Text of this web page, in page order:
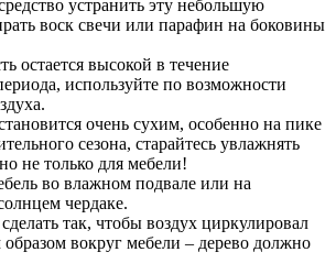
устранить эту небольшую
воск свечи или парафин на боковины
остается высокой в течение
используйте по возможности
очень сухим, особенно на пике
сезона, старайтесь увлажнять
не только для мебели!
во влажном подвале или на
чердаке.
так, чтобы воздух циркулировал
образом вокруг мебели – дерево должно